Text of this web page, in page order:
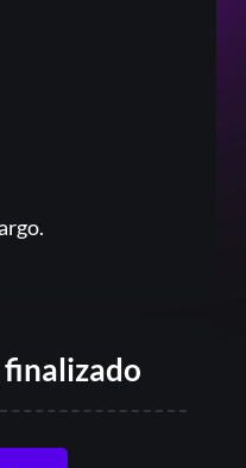
finalizado